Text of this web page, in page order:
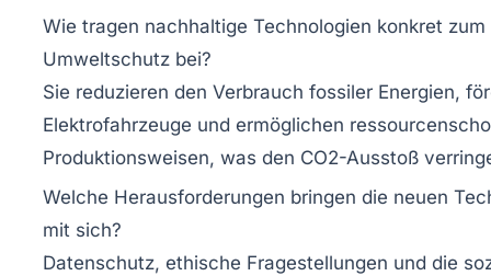
Wie tragen nachhaltige Technologien konkret zum
Umweltschutz bei?
Sie reduzieren den Verbrauch fossiler Energien,
Elektrofahrzeuge und ermöglichen
Produktionsweisen, was den CO2-Ausstoß
Welche Herausforderungen bringen die neuen
mit sich?
Datenschutz, ethische Fragestellungen und die